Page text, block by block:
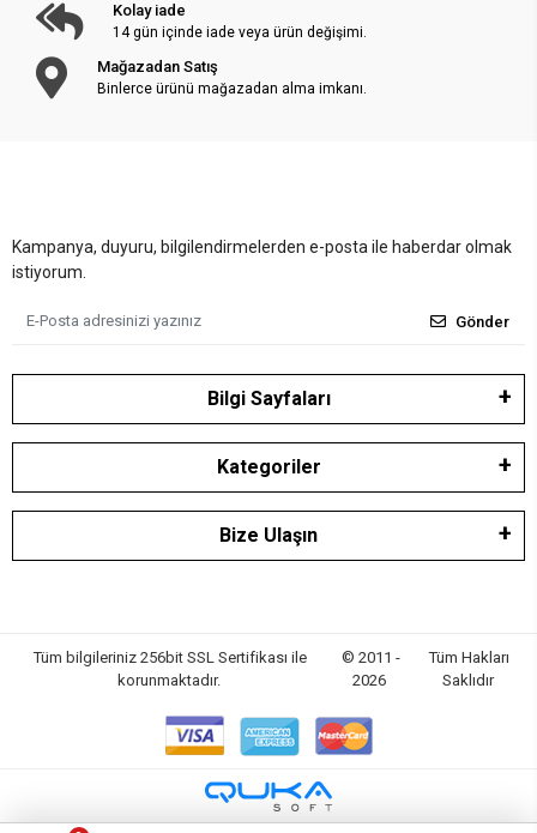
Kolay iade
14 gün içinde iade veya ürün değişimi.
Mağazadan Satış
Binlerce ürünü mağazadan alma imkanı.
Kampanya, duyuru, bilgilendirmelerden e-posta ile haberdar olmak
istiyorum.
Gönder
Bilgi Sayfaları
Kategoriler
Bize Ulaşın
Tüm bilgileriniz 256bit SSL Sertifikası ile
korunmaktadır.
© 2011 -
2026
Tüm Hakları
Saklıdır